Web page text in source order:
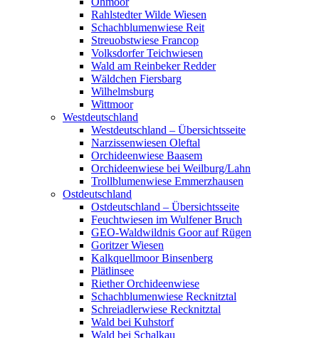
Rahlstedter Wilde Wiesen
Schachblumenwiese Reit
Streuobstwiese Francop
Volksdorfer Teichwiesen
Wald am Reinbeker Redder
Wäldchen Fiersbarg
Wilhelmsburg
Wittmoor
Westdeutschland
Westdeutschland – Übersichtsseite
Narzissenwiesen Oleftal
Orchideenwiese Baasem
Orchideenwiese bei Weilburg/Lahn
Trollblumenwiese Emmerzhausen
Ostdeutschland
Ostdeutschland – Übersichtsseite
Feuchtwiesen im Wulfener Bruch
GEO-Waldwildnis Goor auf Rügen
Goritzer Wiesen
Kalkquellmoor Binsenberg
Plätlinsee
Riether Orchideenwiese
Schachblumenwiese Recknitztal
Schreiadlerwiese Recknitztal
Wald bei Kuhstorf
Wald bei Schalkau